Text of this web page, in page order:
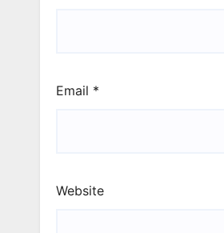
Email *
Website